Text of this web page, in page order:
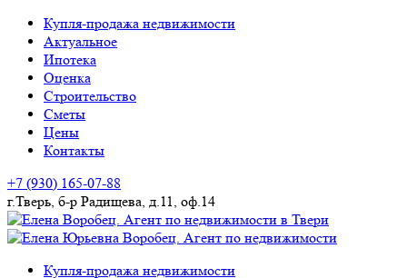
Skip
content
Купля-продажа недвижимости
Актуальное
Ипотека
Оценка
Строительство
Сметы
Цены
Контакты
+7 (930) 165-07-88
г.Тверь, б-р Радищева, д.11, оф.14
Елена Воробец. Агент по
Купля-продажа недвижимости